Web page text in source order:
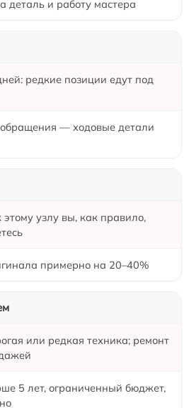
деталь и работу мастера
редкие позиции едут под
— ходовые детали
узлу вы, как правило,
примерно на 20–40%
или редкая техника; ремонт
5 лет, ограниченный бюджет,